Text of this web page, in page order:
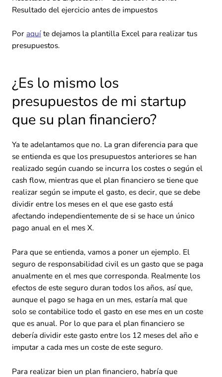
Resultado del ejercicio antes de impuestos
Por aquíte dejamos la plantilla Excel para realizar tus
presupuestos.
¿Es lo mismo los
presupuestos de mi startup
que su plan financiero?
Ya te adelantamos que no. La gran diferencia para que
se entienda es que los presupuestos anteriores se han
realizado según cuando se incurra los costes o según el
cash flow, mientras que el plan financiero se tiene que
realizar según se impute el gasto, es decir, que se debe
dividir entre los meses en el que ese gasto está
afectando independientemente de si se hace un único
pago anual en el mes X.
Para que se entienda, vamos a poner un ejemplo. El
seguro de responsabilidad civil es un gasto que se paga
anualmente en el mes que corresponda. Realmente los
efectos de este seguro duran todos los años, así que,
aunque el pago se haga en un mes, estaría mal que
solo se contabilice todo el gasto en ese mes en un coste
que es anual. Por lo que para el plan financiero se
debería dividir este gasto entre los 12 meses del año e
imputar a cada mes un coste de este seguro.
Para realizar bien un plan financiero, habría que